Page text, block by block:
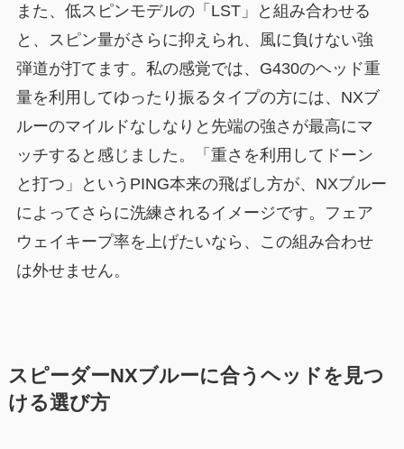
また、低スピンモデルの「LST」と組み合わせる
と、スピン量がさらに抑えられ、風に負けない強
弾道が打てます。私の感覚では、G430のヘッド重
量を利用してゆったり振るタイプの方には、NXブ
ルーのマイルドなしなりと先端の強さが最高にマ
ッチすると感じました。「重さを利用してドーン
と打つ」というPING本来の飛ばし方が、NXブルー
によってさらに洗練されるイメージです。フェア
ウェイキープ率を上げたいなら、この組み合わせ
は外せません。
スピーダーNXブルーに合うヘッドを見つ
ける選び方